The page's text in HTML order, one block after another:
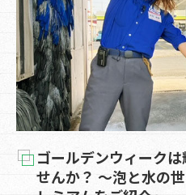
ゴールデンウィーク
せんか？ ～泡と水の